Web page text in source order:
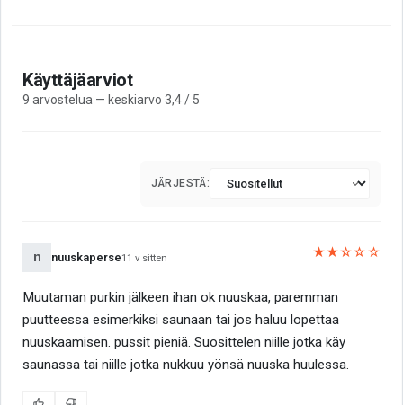
Käyttäjäarviot
9 arvostelua — keskiarvo 3,4 / 5
JÄRJESTÄ:
n nuuskaperse11 v sitten ★★☆☆☆
Muutaman purkin jälkeen ihan ok nuuskaa, paremman
puutteessa esimerkiksi saunaan tai jos haluu lopettaa
nuuskaamisen. pussit pieniä. Suosittelen niille jotka käy
saunassa tai niille jotka nukkuu yönsä nuuska huulessa.